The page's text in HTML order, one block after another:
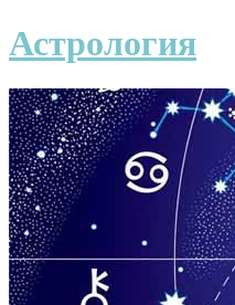
Астрология